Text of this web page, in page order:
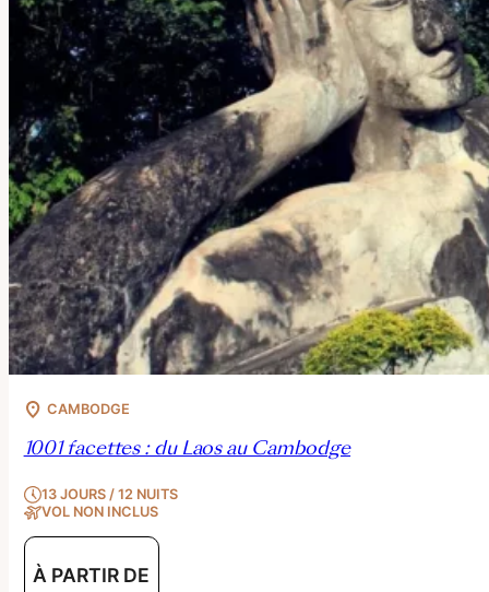
CAMBODGE
1001 facettes : du Laos au Cambodge
13 JOURS / 12 NUITS
VOL NON INCLUS
À PARTIR DE